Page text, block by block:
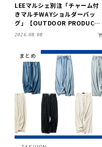
LEEマルシェ別注「チャーム付
きマルチWAYショルダーバッ
グ」【OUTDOOR PRODUCT
S ×LEE100人隊】第3弾はリッ
2026.08.08
まとめ